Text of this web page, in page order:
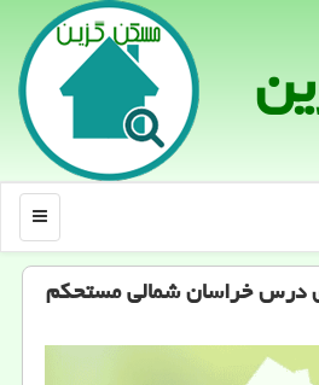
منو
درس خراسان شمالی مستحكم